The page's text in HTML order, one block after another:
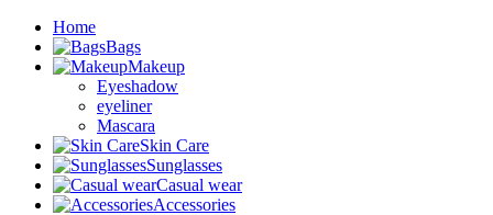
Home
Bags
Makeup
Eyeshadow
eyeliner
Mascara
Skin Care
Sunglasses
Casual wear
Accessories